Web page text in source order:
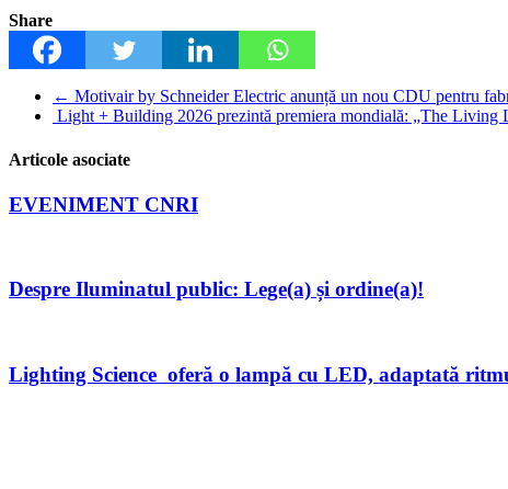
Share
← Motivair by Schneider Electric anunță un nou CDU pentru
Light + Building 2026 prezintă premiera mondială: „The Living
Articole asociate
EVENIMENT CNRI
Despre Iluminatul public: Lege(a) și ordine(a)!
Lighting Science oferă o lampă cu LED, adaptată